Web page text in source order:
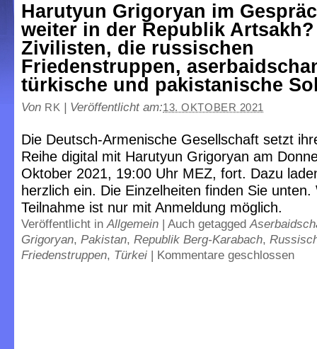
Harutyun Grigoryan im
weiter in der Republik
Zivilisten, die russischen
Friedenstruppen,
türkische und pakistanische
Von RK | Veröffentlicht am:13. OKTOBER 2021
Die Deutsch-Armenische Gesellschaft setzt
Reihe digital mit Harutyun Grigoryan am
Oktober 2021, 19:00 Uhr MEZ, fort. Dazu
herzlich ein. Die Einzelheiten finden Sie unten.
Teilnahme ist nur mit Anmeldung möglich.
Veröffentlicht inAllgemein | Auch getagged
Grigoryan, Pakistan, Republik Berg-Karabach,
Friedenstruppen, Türkei | Kommentare geschlossen